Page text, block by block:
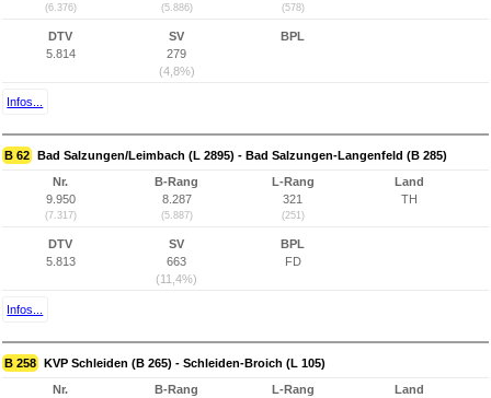
(6.376) (5.886) (578)
DTV
5.814
SV
279
(4,8%)
BPL
Infos...
B 62 Bad Salzungen/Leimbach (L 2895) - Bad Salzungen-Langenfeld (B 285)
Nr.
9.950
(7.317)
B-Rang
8.287
(5.887)
L-Rang
321
(251)
Land
TH
DTV
5.813
SV
663
(11,4%)
BPL
FD
Infos...
B 258 KVP Schleiden (B 265) - Schleiden-Broich (L 105)
Nr. B-Rang L-Rang Land